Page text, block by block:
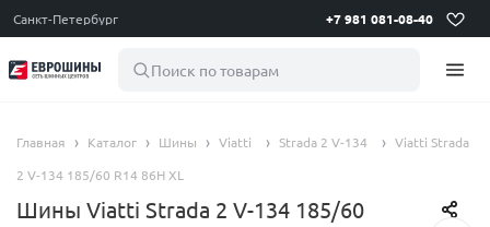
Санкт-Петербург +7 981 081-08-40
Поиск по товарам
Главная Каталог Шины Viatti Strada 2 V-134
Viatti Strada
2 V-134 185/60 R14 86H XL
Шины Viatti Strada 2 V-134 185/60